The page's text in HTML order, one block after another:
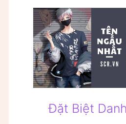
Đặt Biệt